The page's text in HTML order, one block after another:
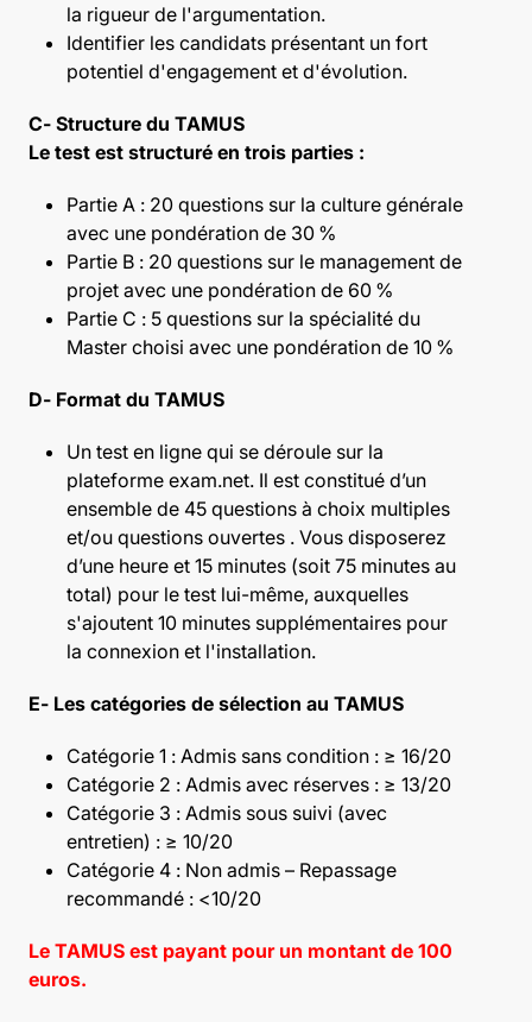
la rigueur de l'argumentation.
Identifier les candidats présentant un fort
potentiel d'engagement et d'évolution.
C- Structure du TAMUS
Le test est structuré en trois parties :
Partie A : 20 questions sur la culture générale
avec une pondération de 30 %
Partie B : 20 questions sur le management de
projet avec une pondération de 60 %
Partie C : 5 questions sur la spécialité du
Master choisi avec une pondération de 10 %
D- Format du TAMUS
Un test en ligne qui se déroule sur la
plateforme exam.net. Il est constitué d’un
ensemble de 45 questions à choix multiples
et/ou questions ouvertes . Vous disposerez
d’une heure et 15 minutes (soit 75 minutes au
total) pour le test lui-même, auxquelles
s'ajoutent 10 minutes supplémentaires pour
la connexion et l'installation.
E- Les catégories de sélection au TAMUS
Catégorie 1 : Admis sans condition : ≥ 16/20
Catégorie 2 : Admis avec réserves : ≥ 13/20
Catégorie 3 : Admis sous suivi (avec
entretien) : ≥ 10/20
Catégorie 4 : Non admis – Repassage
recommandé : <10/20
Le TAMUS est payant pour un montant de 100
euros.